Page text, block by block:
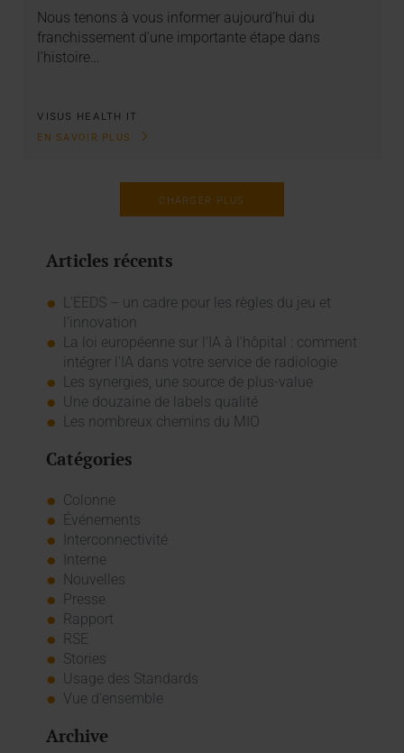
Nous tenons à vous informer aujourd’hui du
franchissement d’une importante étape dans
l’histoire…
VISUS HEALTH IT
EN SAVOIR PLUS
CHARGER PLUS
Articles récents
L’EEDS – un cadre pour les règles du jeu et
l’innovation
La loi européenne sur l'IA à l'hôpital : comment
intégrer l'IA dans votre service de radiologie
Les synergies, une source de plus-value
Une douzaine de labels qualité
Les nombreux chemins du MIO
Catégories
Colonne
Événements
Interconnectivité
Interne
Nouvelles
Presse
Rapport
RSE
Stories
Usage des Standards
Vue d'ensemble
Archive